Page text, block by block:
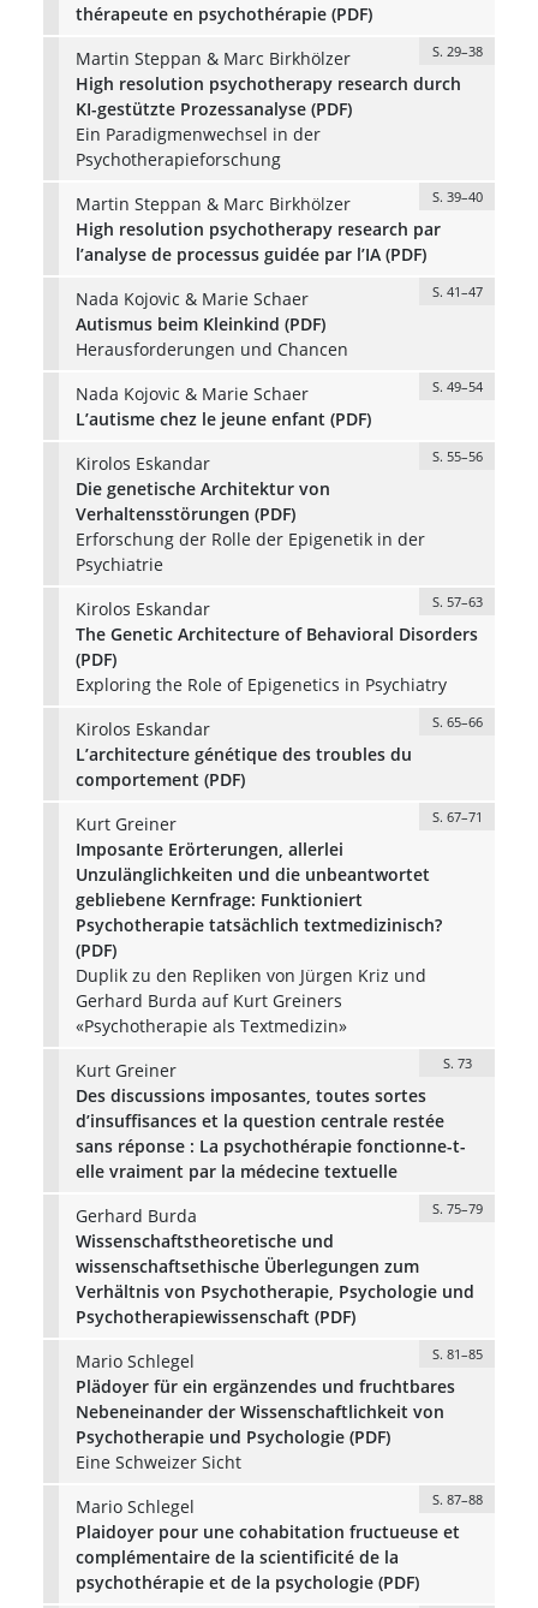
thérapeute en psychothérapie (PDF)
Martin Steppan & Marc Birkhölzer
S. 29–38
High resolution psychotherapy research durch
KI-gestützte Prozessanalyse (PDF)
Ein Paradigmenwechsel in der
Psychotherapieforschung
Martin Steppan & Marc Birkhölzer
S. 39–40
High resolution psychotherapy research par
l’analyse de processus guidée par l’IA (PDF)
Nada Kojovic & Marie Schaer
S. 41–47
Autismus beim Kleinkind (PDF)
Herausforderungen und Chancen
Nada Kojovic & Marie Schaer
S. 49–54
L’autisme chez le jeune enfant (PDF)
Kirolos Eskandar
S. 55–56
Die genetische Architektur von
Verhaltensstörungen (PDF)
Erforschung der Rolle der Epigenetik in der
Psychiatrie
Kirolos Eskandar
S. 57–63
The Genetic Architecture of Behavioral Disorders
(PDF)
Exploring the Role of Epigenetics in Psychiatry
Kirolos Eskandar
S. 65–66
L’architecture génétique des troubles du
comportement (PDF)
Kurt Greiner
S. 67–71
Imposante Erörterungen, allerlei
Unzulänglichkeiten und die unbeantwortet
gebliebene Kernfrage: Funktioniert
Psychotherapie tatsächlich textmedizinisch?
(PDF)
Duplik zu den Repliken von Jürgen Kriz und
Gerhard Burda auf Kurt Greiners
«Psychotherapie als Textmedizin»
Kurt Greiner
S. 73
Des discussions imposantes, toutes sortes
d’insuffisances et la question centrale restée
sans réponse : La psychothérapie fonctionne-t-
elle vraiment par la médecine textuelle
Gerhard Burda
S. 75–79
Wissenschaftstheoretische und
wissenschaftsethische Überlegungen zum
Verhältnis von Psychotherapie, Psychologie und
Psychotherapiewissenschaft (PDF)
Mario Schlegel
S. 81–85
Plädoyer für ein ergänzendes und fruchtbares
Nebeneinander der Wissenschaftlichkeit von
Psychotherapie und Psychologie (PDF)
Eine Schweizer Sicht
Mario Schlegel
S. 87–88
Plaidoyer pour une cohabitation fructueuse et
complémentaire de la scientificité de la
psychothérapie et de la psychologie (PDF)